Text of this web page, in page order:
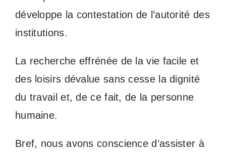
développe la contestation de l’autorité des
institutions.
La recherche effrénée de la vie facile et
des loisirs dévalue sans cesse la dignité
du travail et, de ce fait, de la personne
humaine.
Bref, nous avons conscience d’assister à